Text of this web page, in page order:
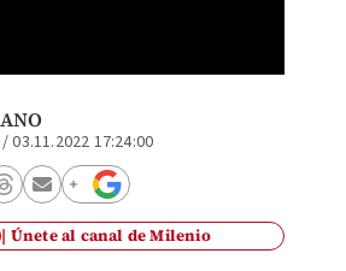
/03.11.2022 17:24:00
Únete al canal de Milenio